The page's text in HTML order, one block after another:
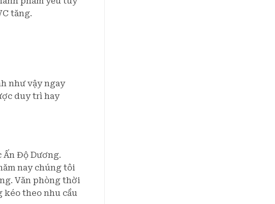
tăng.
như vậy ngay
duy trì hay
Ấn Độ Dương.
nay chúng tôi
Văn phòng thời
kéo theo nhu cầu